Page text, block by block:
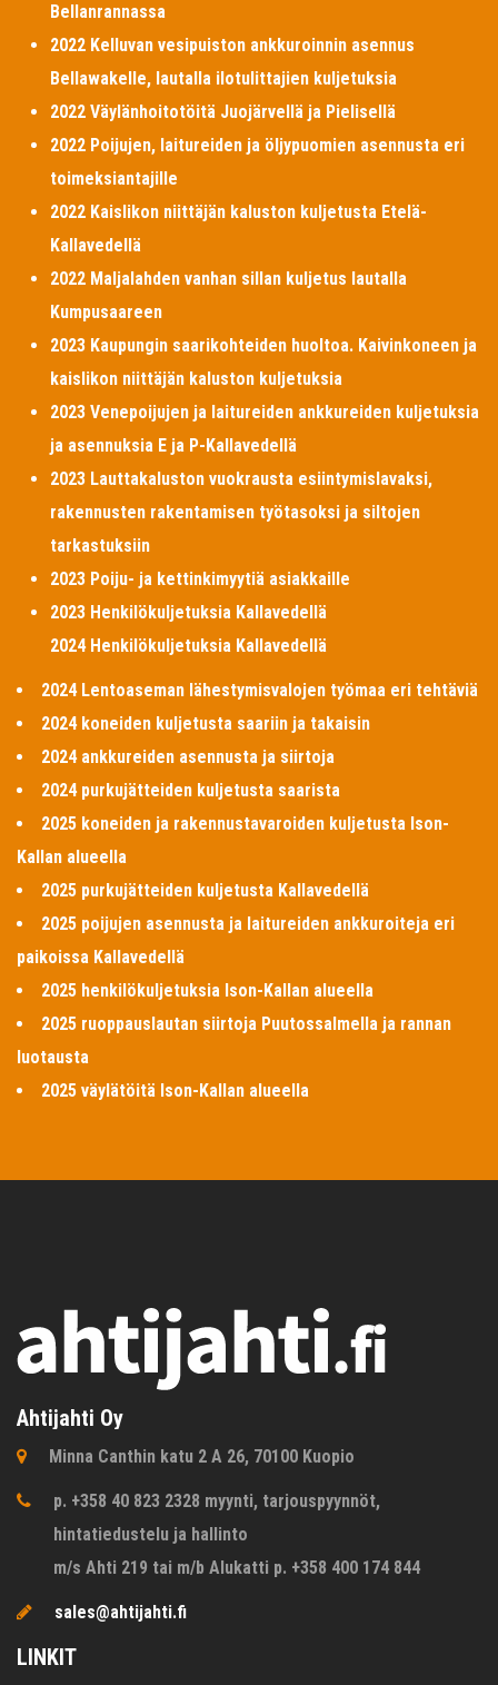
Bellanrannassa
2022 Kelluvan vesipuiston ankkuroinnin asennus
Bellawakelle, lautalla ilotulittajien kuljetuksia
2022 Väylänhoitotöitä Juojärvellä ja Pielisellä
2022 Poijujen, laitureiden ja öljypuomien asennusta eri
toimeksiantajille
2022 Kaislikon niittäjän kaluston kuljetusta Etelä-
Kallavedellä
2022 Maljalahden vanhan sillan kuljetus lautalla
Kumpusaareen
2023 Kaupungin saarikohteiden huoltoa. Kaivinkoneen ja
kaislikon niittäjän kaluston kuljetuksia
2023 Venepoijujen ja laitureiden ankkureiden kuljetuksia
ja asennuksia E ja P-Kallavedellä
2023 Lauttakaluston vuokrausta esiintymislavaksi,
rakennusten rakentamisen työtasoksi ja siltojen
tarkastuksiin
2023 Poiju- ja kettinkimyytiä asiakkaille
2023 Henkilökuljetuksia Kallavedellä
2024 Henkilökuljetuksia Kallavedellä
2024 Lentoaseman lähestymisvalojen työmaa eri tehtäviä
2024 koneiden kuljetusta saariin ja takaisin
2024 ankkureiden asennusta ja siirtoja
2024 purkujätteiden kuljetusta saarista
2025 koneiden ja rakennustavaroiden kuljetusta Ison-
Kallan alueella
2025 purkujätteiden kuljetusta Kallavedellä
2025 poijujen asennusta ja laitureiden ankkuroiteja eri
paikoissa Kallavedellä
2025 henkilökuljetuksia Ison-Kallan alueella
2025 ruoppauslautan siirtoja Puutossalmella ja rannan
luotausta
2025 väylätöitä Ison-Kallan alueella
Ahtijahti Oy
Minna Canthin katu 2 A 26, 70100 Kuopio
p. +358 40 823 2328 myynti, tarjouspyynnöt,
hintatiedustelu ja hallinto
m/s Ahti 219 tai m/b Alukatti p. +358 400 174 844
sales@ahtijahti.fi
LINKIT